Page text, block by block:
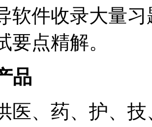
软件收录大量
要点精解。
品
医、药、护、技